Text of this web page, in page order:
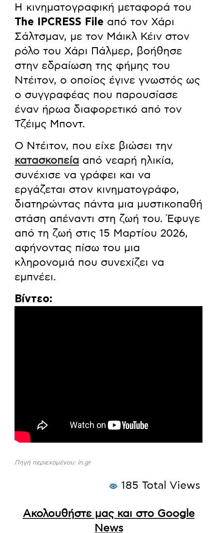
Η κινηματογραφική μεταφορά του
The IPCRESS File από τον Χάρι
Σάλτσμαν, με τον Μάικλ Κέιν στον
ρόλο του Χάρι Πάλμερ, βοήθησε
στην εδραίωση της φήμης του
Ντέιτον, ο οποίος έγινε γνωστός ως
ο συγγραφέας που παρουσίασε
έναν ήρωα διαφορετικό από τον
Τζέιμς Μποντ.
Ο Ντέιτον, που είχε βιώσει την
κατασκοπεία από νεαρή ηλικία,
συνέχισε να γράφει και να
εργάζεται στον κινηματογράφο,
διατηρώντας πάντα μια μυστικοπαθή
στάση απέναντι στη ζωή του. Έφυγε
από τη ζωή στις 15 Μαρτίου 2026,
αφήνοντας πίσω του μια
κληρονομιά που συνεχίζει να
εμπνέει.
Βίντεο:
Πηγή περιεχομένου: in.gr
185 Total Views
Ακολουθήστε μας και στο Google
News